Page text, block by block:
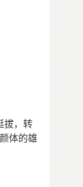
拔，转
体的雄